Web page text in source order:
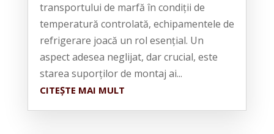
transportului de marfă în condiții de
temperatură controlată, echipamentele de
refrigerare joacă un rol esențial. Un
aspect adesea neglijat, dar crucial, este
starea suporților de montaj ai...
CITEȘTE MAI MULT